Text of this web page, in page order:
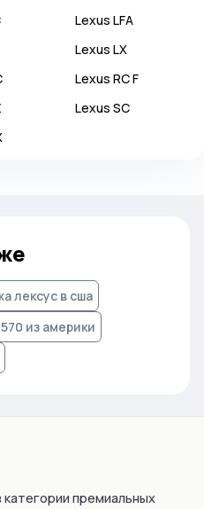
Lexus LFA
Lexus LX
Lexus RC F
Lexus SC
лексус в сша
из америки
категории премиальных